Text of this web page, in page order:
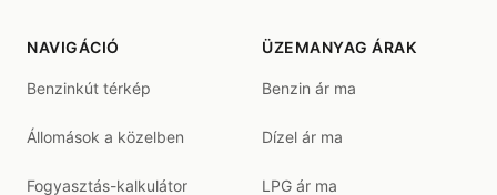
NAVIGÁCIÓ
Benzinkút térkép
Állomások a közelben
Fogyasztás-kalkulátor
ÜZEMANYAG ÁRAK
Benzin ár ma
Dízel ár ma
LPG ár ma